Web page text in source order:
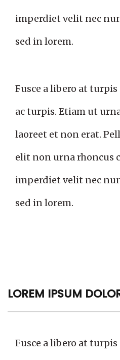
imperdiet velit nec
sed in lorem.
Fusce a libero at
ac turpis. Etiam ut
laoreet et non erat.
elit non urna rhoncus
imperdiet velit nec
sed in lorem.
LOREM IPSUM
Fusce a libero at